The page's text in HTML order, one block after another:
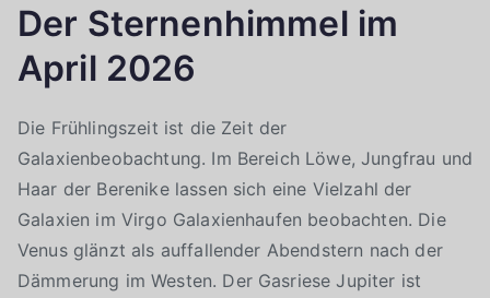
Der Sternenhimmel im
April 2026
Die Frühlingszeit ist die Zeit der
Galaxienbeobachtung. Im Bereich Löwe, Jungfrau und
Haar der Berenike lassen sich eine Vielzahl der
Galaxien im Virgo Galaxienhaufen beobachten. Die
Venus glänzt als auffallender Abendstern nach der
Dämmerung im Westen. Der Gasriese Jupiter ist